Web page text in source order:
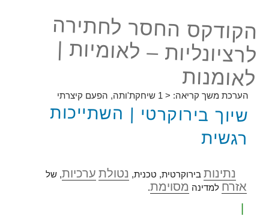
הקודקס החסר לחתירה
לרציונליות – לאומיות |
לאומנות
הערכת משך קריאה: < 1 שיחקת'ותה, הפעם קיצרתי
שיוך בירוקרטי | השתייכות
רגשית
נתינות בירוקרטית, טכנית, נטולת ערכיות, של
אזרח למדינה מסוימת.